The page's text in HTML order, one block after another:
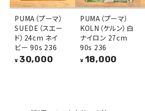
PUMA（プーマ）
SUEDE（スエー
ド）24cm ネイ
ビー 90s 236
¥ 30,000
PUMA（プーマ）
KOLN（ケルン）白
ナイロン 27cm
90s 236
¥ 18,000